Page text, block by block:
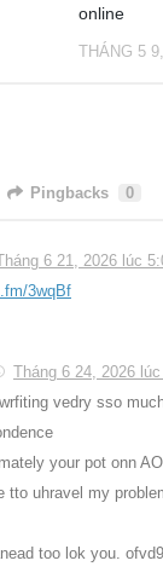
online
THÁNG 5
Pingbacks 0
6 21, 2026 lúc
3wqBf
Tháng 6 24, 2026
vedry sso
your pot onn
tto uhravel my
too lok you.